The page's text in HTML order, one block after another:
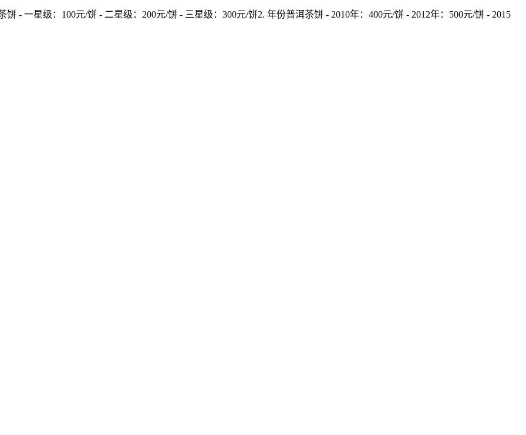
- 一星级：100元/饼 - 二星级：200元/饼 - 三星级：300元/饼2. 年份普洱茶饼 - 2010年：400元/饼 - 2012年：500元/饼 - 2015